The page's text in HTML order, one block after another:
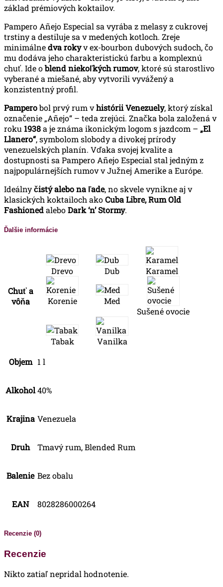
základ prémiových koktailov.
Pampero Añejo Especial sa vyrába z melasy z cukrovej
trstiny a destiluje sa v medených kotloch. Zreje
minimálnedva rokyv ex-bourbon dubových sudoch, čo
mu dodáva jeho charakteristickú farbu a komplexnú
chuť. Ide oblend niekoľkých rumov, ktoré sú starostlivo
vyberané a miešané, aby vytvorili vyvážený a
konzistentný profil.
Pamperobol prvý rum vhistórii Venezuely, ktorý získal
označenie „Añejo“ – teda zrejúci. Značka bola založená v
roku 1938a je známa ikonickým logom s jazdcom – „El
Llanero“, symbolom slobody a divokej prírody
venezuelských planín. Vďaka svojej kvalite a
dostupnosti sa Pampero Añejo Especial stal jedným z
najpopulárnejších rumov v Južnej Amerike a Európe.
Ideálnyčistý alebo na ľade, no skvele vynikne aj v
klasických koktailoch akoCuba Libre, Rum Old
FashionedaleboDark ‘n’ Stormy.
Ďalšie informácie
Chuť a
vôňa
Drevo Dub Karamel
Korenie
Med
Sušené ovocie
Tabak
Vanilka
Objem 1 l
Alkohol40%
Krajina Venezuela
Druh Tmavý rum, Blended Rum
Balenie Bez obalu
EAN 8028286000264
Recenzie (0)
Recenzie
Nikto zatiaľ nepridal hodnotenie.